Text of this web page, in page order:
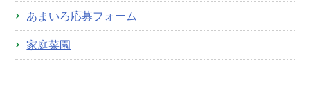
あまいろ応募フォーム
家庭菜園